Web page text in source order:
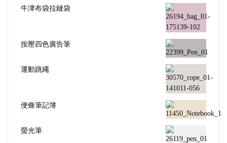
牛津布袋拉鏈袋
按壓四色廣告筆
運動跳繩
便條筆記簿
螢光筆